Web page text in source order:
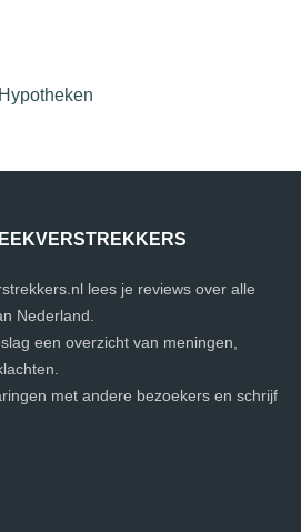
lees je reviews over alle
Nederland.
een overzicht van meningen,
met andere bezoekers en schrijf